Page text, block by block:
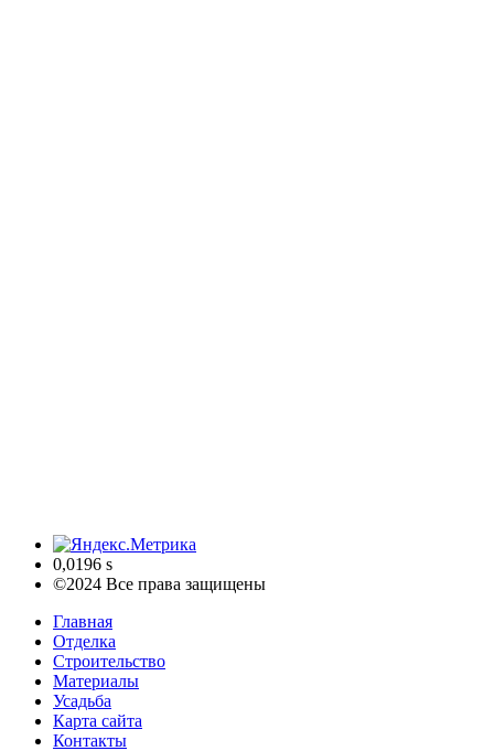
0,0196 s
©2024 Все права защищены
Главная
Отделка
Строительство
Материалы
Усадьба
Карта сайта
Контакты